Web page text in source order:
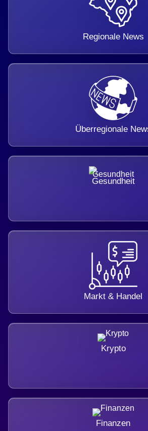
Regionale News
Überregionale
Gesundheit
Markt & Handel
Krypto
Finanzen